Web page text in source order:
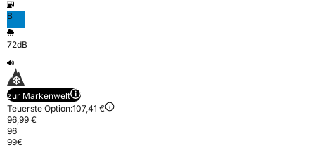
B
72dB
zur Markenwelt
Teuerste Option:107,41 €
96,99 €
96
99€